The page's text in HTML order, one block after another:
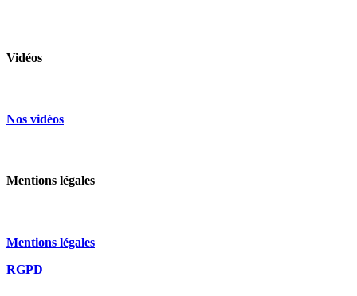
Vidéos
Nos vidéos
Mentions légales
Mentions légales
RGPD